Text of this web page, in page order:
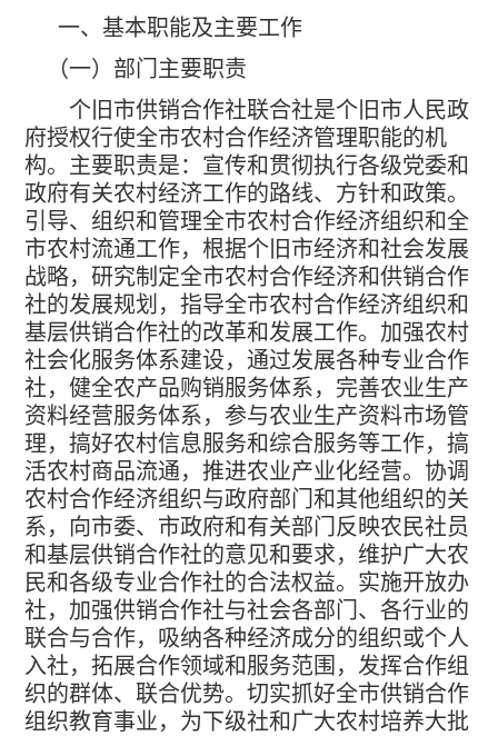
一、基本职能及主要工作
（一）部门主要职责
个旧市供销合作社联合社是个旧市人民政
府授权行使全市农村合作经济管理职能的机
构。主要职责是：宣传和贯彻执行各级党委和
政府有关农村经济工作的路线、方针和政策。
引导、组织和管理全市农村合作经济组织和全
市农村流通工作，根据个旧市经济和社会发展
战略，研究制定全市农村合作经济和供销合作
社的发展规划，指导全市农村合作经济组织和
基层供销合作社的改革和发展工作。加强农村
社会化服务体系建设，通过发展各种专业合作
社，健全农产品购销服务体系，完善农业生产
资料经营服务体系，参与农业生产资料市场管
理，搞好农村信息服务和综合服务等工作，搞
活农村商品流通，推进农业产业化经营。协调
农村合作经济组织与政府部门和其他组织的关
系，向市委、市政府和有关部门反映农民社员
和基层供销合作社的意见和要求，维护广大农
民和各级专业合作社的合法权益。实施开放办
社，加强供销合作社与社会各部门、各行业的
联合与合作，吸纳各种经济成分的组织或个人
入社，拓展合作领域和服务范围，发挥合作组
织的群体、联合优势。切实抓好全市供销合作
组织教育事业，为下级社和广大农村培养大批